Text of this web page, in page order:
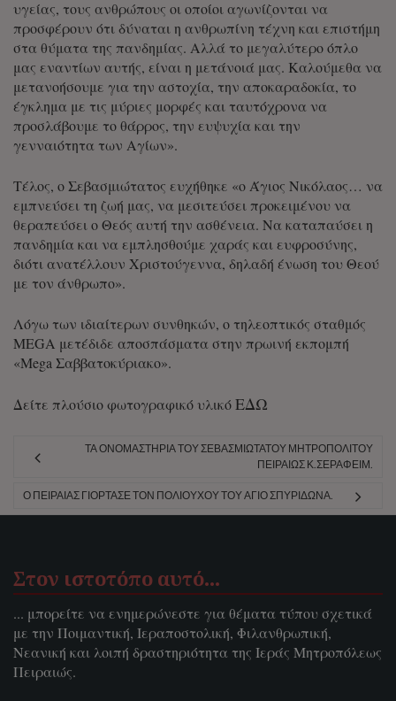
υγείας, τους ανθρώπους οι οποίοι αγωνίζονται να
προσφέρουν ότι δύναται η ανθρωπίνη τέχνη και επιστήμη
στα θύματα της πανδημίας. Αλλά το μεγαλύτερο όπλο
μας εναντίων αυτής, είναι η μετάνοιά μας. Καλούμεθα να
μετανοήσουμε για την αστοχία, την αποκαραδοκία, το
έγκλημα με τις μύριες μορφές και ταυτόχρονα να
προσλάβουμε το θάρρος, την ευψυχία και την
γενναιότητα των Αγίων».
Τέλος, ο Σεβασμιώτατος ευχήθηκε «ο Άγιος Νικόλαος… να
εμπνεύσει τη ζωή μας, να μεσιτεύσει προκειμένου να
θεραπεύσει ο Θεός αυτή την ασθένεια. Να καταπαύσει η
πανδημία και να εμπλησθούμε χαράς και ευφροσύνης,
διότι ανατέλλουν Χριστούγεννα, δηλαδή ένωση του Θεού
με τον άνθρωπο».
Λόγω των ιδιαίτερων συνθηκών, ο τηλεοπτικός σταθμός
MEGA μετέδιδε αποσπάσματα στην πρωινή εκπομπή
«Mega Σαββατοκύριακο».
Δείτε πλούσιο φωτογραφικό υλικόΕΔΩ
ΤΑ ΟΝΟΜΑΣΤΉΡΙΑ ΤΟΥ ΣΕΒΑΣΜΙΩΤΆΤΟΥ ΜΗΤΡΟΠΟΛΊΤΟΥ
ΠΕΙΡΑΙΏΣ Κ.ΣΕΡΑΦΕΊΜ.
Ο ΠΕΙΡΑΙΆΣ ΓΙΌΡΤΑΣΕ ΤΟΝ ΠΟΛΙΟΎΧΟΥ ΤΟΥ ΆΓΙΟ ΣΠΥΡΊΔΩΝΑ.
Στον ιστοτόπο αυτό…
... μπορείτε να ενημερώνεστε για θέματα τύπου σχετικά
με την Ποιμαντική, Ιεραποστολική, Φιλανθρωπική,
Νεανική και λοιπή δραστηριότητα της Ιεράς Μητροπόλεως
Πειραιώς.